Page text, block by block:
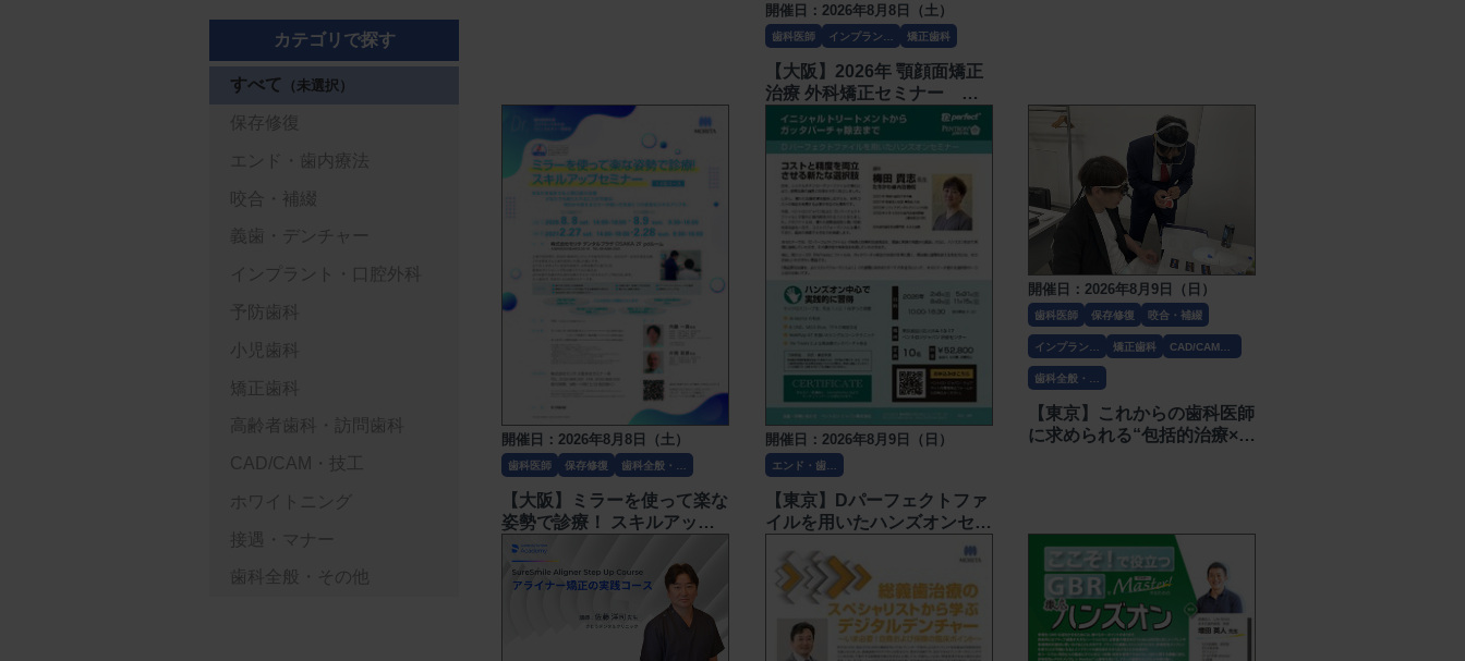
カテゴリで探す
すべて （未選択）
保存修復
エンド・歯内療法
咬合・補綴
義歯・デンチャー
インプラント・口腔外科
予防歯科
小児歯科
矯正歯科
高齢者歯科・訪問歯科
CAD/CAM・技工
ホワイトニング
接遇・マナー
歯科全般・その他
開催日：2026年8月8日（土）
歯科医師
インプラン
ト・口腔外科
矯正歯科
【大阪】2026年 顎顔面矯正
治療 外科矯正セミナー
〔デンタリード〕
開催日：2026年8月8日（土）
歯科医師 保存修復
歯科全般・そ
の他
【大阪】ミラーを使って楽な
姿勢で診療！ スキルアップ
セミナー 1.5日コース 〔モ
リタ〕
開催日：2026年8月9日（日）
エンド・歯内
療法
【東京】Dパーフェクトファ
イルを用いたハンズオンセミ
ン〕
開催日：2026年8月9日（日）
歯科医師 保存修復 咬合・補綴
インプラン
ト・口腔外科
矯正歯科
CAD/CAM・
技工
歯科全般・そ
の他
【東京】これからの歯科医師
に求められる“包括的治療×経